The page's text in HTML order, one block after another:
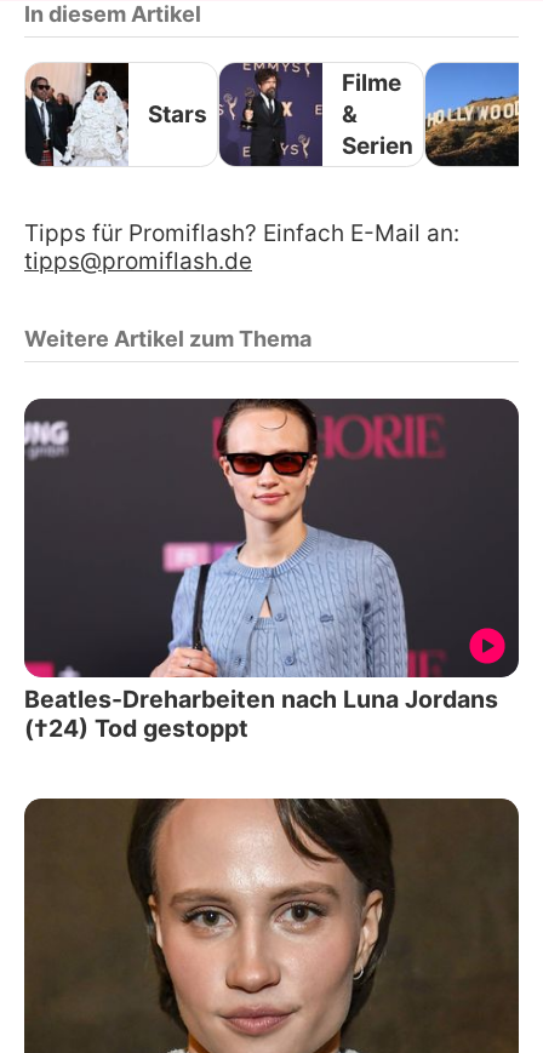
In diesem Artikel
Stars
Filme
&
Serien
Tipps für Promiflash? Einfach E-Mail an:
tipps@promiflash.de
Weitere Artikel zum Thema
Beatles-Dreharbeiten nach Luna Jordans
(†24) Tod gestoppt